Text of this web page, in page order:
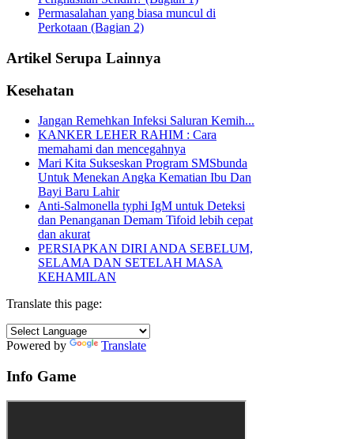
Permasalahan yang biasa muncul di
Perkotaan (Bagian 2)
Artikel Serupa Lainnya
Kesehatan
Jangan Remehkan Infeksi Saluran Kemih...
KANKER LEHER RAHIM : Cara
memahami dan mencegahnya
Mari Kita Sukseskan Program SMSbunda
Untuk Menekan Angka Kematian Ibu Dan
Bayi Baru Lahir
Anti-Salmonella typhi IgM untuk Deteksi
dan Penanganan Demam Tifoid lebih cepat
dan akurat
PERSIAPKAN DIRI ANDA SEBELUM,
SELAMA DAN SETELAH MASA
KEHAMILAN
Translate this page:
Powered by Translate
Info Game